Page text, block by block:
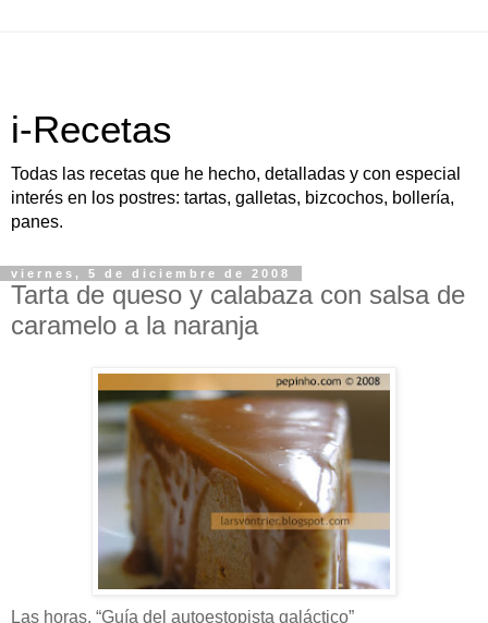
i-Recetas
Todas las recetas que he hecho, detalladas y con especial
interés en los postres: tartas, galletas, bizcochos, bollería,
panes.
viernes, 5 de diciembre de 2008
Tarta de queso y calabaza con salsa de
caramelo a la naranja
Las horas. “Guía del autoestopista galáctico”